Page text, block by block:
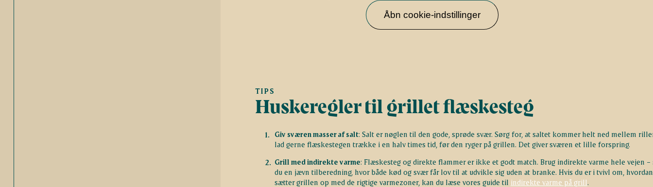
Åbn cookie-indstillinger
TIPS
Huskeregler til grillet flæskesteg
Giv sværen masser af salt: Salt er nøglen til den gode, sprøde svær. Sørg for, at saltet kommer helt ned mellem
lad gerne flæskestegen trække i en halv times tid, før den ryger på grillen. Det giver sværen et lille forspring.
Grill med indirekte varme: Flæskesteg og direkte flammer er ikke et godt match. Brug indirekte varme hele vejen –
du en jævn tilberedning, hvor både kød og svær får lov til at udvikle sig uden at branke. Hvis du er i tvivl om,
sætter grillen op med de rigtige varmezoner, kan du læse vores guide til indirekte varme på grill.